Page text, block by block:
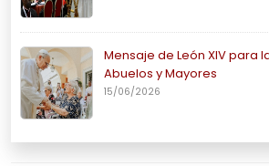
Mensaje de León XIV para
Abuelos y Mayores
15/06/2026